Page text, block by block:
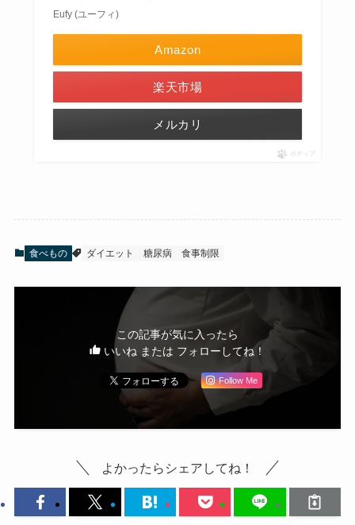
Eufy (ユーフィ)
Amazon
楽天市場
メルカリ
ポチップ
食べもの ダイエット 糖尿病 食事制限
この記事が気に入ったら
いいね または フォローしてね！
Follow Me
よかったらシェアしてね！